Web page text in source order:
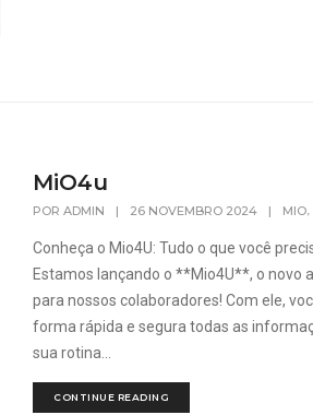
MiO4u
PORADMIN | 26 NOVEMBRO 2024 | MIO,
Conheça o Mio4U: Tudo o que você
Estamos lançando o **Mio4U**, o novo
para nossos colaboradores! Com ele,
forma rápida e segura todas as
sua rotina...
CONTINUE READING